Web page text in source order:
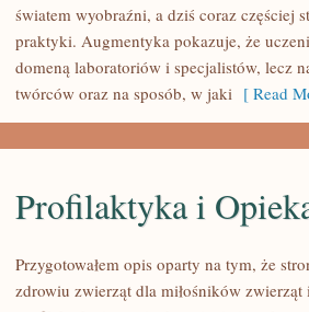
ETYKAświatem wyobraźni, a dziś coraz częściej
praktyki. Augmentyka pokazuje, że
domeną laboratoriów i specjalistów, lecz
twórców oraz na sposób, w jaki [ Read
Profilaktyka i
Przygotowałem opis oparty na tym, że
zdrowiu zwierząt dla miłośników